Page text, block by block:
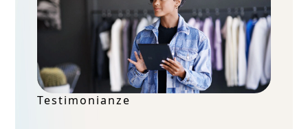
Testimonianze